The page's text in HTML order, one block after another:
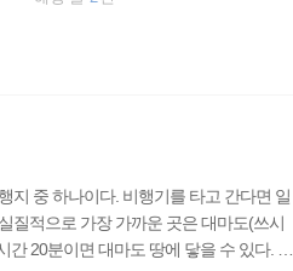
지 중 하나이다. 비행기를 타고 간다면 일
질적으로 가장 가까운 곳은 대마도(쓰시
20분이면 대마도 땅에 닿을 수 있다. 물